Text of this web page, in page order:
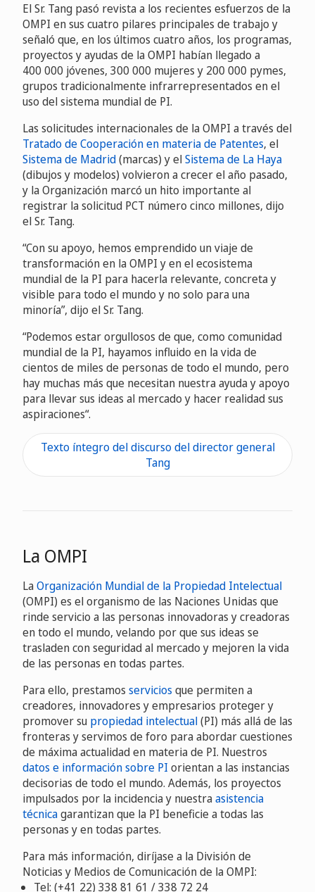
El Sr. Tang pasó revista a los recientes esfuerzos de la
OMPI en sus cuatro pilares principales de trabajo y
señaló que, en los últimos cuatro años, los programas,
proyectos y ayudas de la OMPI habían llegado a
400 000 jóvenes, 300 000 mujeres y 200 000 pymes,
grupos tradicionalmente infrarrepresentados en el
uso del sistema mundial de PI.
Las solicitudes internacionales de la OMPI a través del
Tratado de Cooperación en materia de Patentes, el
Sistema de Madrid(marcas) y elSistema de La Haya
(dibujos y modelos) volvieron a crecer el año pasado,
y la Organización marcó un hito importante al
registrar la solicitud PCT número cinco millones, dijo
el Sr. Tang.
“Con su apoyo, hemos emprendido un viaje de
transformación en la OMPI y en el ecosistema
mundial de la PI para hacerla relevante, concreta y
visible para todo el mundo y no solo para una
minoría”, dijo el Sr. Tang.
“Podemos estar orgullosos de que, como comunidad
mundial de la PI, hayamos influido en la vida de
cientos de miles de personas de todo el mundo, pero
hay muchas más que necesitan nuestra ayuda y apoyo
para llevar sus ideas al mercado y hacer realidad sus
aspiraciones“.
Texto íntegro del discurso del director general
Tang
La OMPI
LaOrganización Mundial de la Propiedad Intelectual
(OMPI) es el organismo de las Naciones Unidas que
rinde servicio a las personas innovadoras y creadoras
en todo el mundo, velando por que sus ideas se
trasladen con seguridad al mercado y mejoren la vida
de las personas en todas partes.
Para ello, prestamos servicios que permiten a
creadores, innovadores y empresarios proteger y
promover su propiedad intelectual(PI) más allá de las
fronteras y servimos de foro para abordar cuestiones
de máxima actualidad en materia de PI. Nuestros
datos e información sobre PI orientan a las instancias
decisorias de todo el mundo. Además, los proyectos
impulsados por la incidencia y nuestraasistencia
técnicagarantizan que la PI beneficie a todas las
personas y en todas partes.
Para más información, diríjase a la División de
Noticias y Medios de Comunicación de la OMPI:
Tel: (+41 22) 338 81 61 / 338 72 24